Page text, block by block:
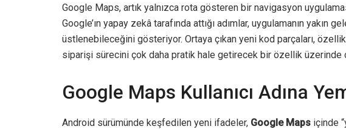
Google Maps, artık yalnızca rota gösteren bir navigasyon
Google’ın yapay zekâ tarafında attığı adımlar, uygulamanın yakın
üstlenebileceğini gösteriyor. Ortaya çıkan yeni kod parçaları,
siparişi sürecini çok daha pratik hale getirecek bir özellik üzerinde
Google Maps Kullanıcı Adına
Android sürümünde keşfedilen yeni ifadeler, Google Maps içinde